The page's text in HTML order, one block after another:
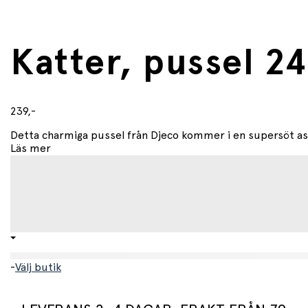
Katter, pussel
239,-
Detta charmiga pussel från Djeco kommer i en supersöt
Läs mer
-Välj butik